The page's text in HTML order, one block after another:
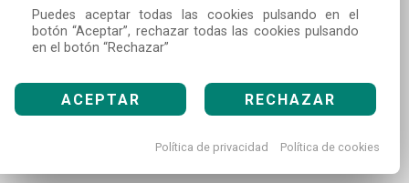
Puedes aceptar todas las cookies pulsando en el
botón “Aceptar”, rechazar todas las cookies pulsando
en el botón “Rechazar”
ACEPTAR RECHAZAR
Política de privacidad Política de cookies